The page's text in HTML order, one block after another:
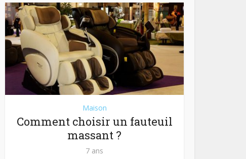
Maison
Comment choisir un fauteuil
massant ?
7 ans